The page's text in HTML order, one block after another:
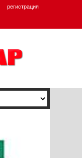
регистрация